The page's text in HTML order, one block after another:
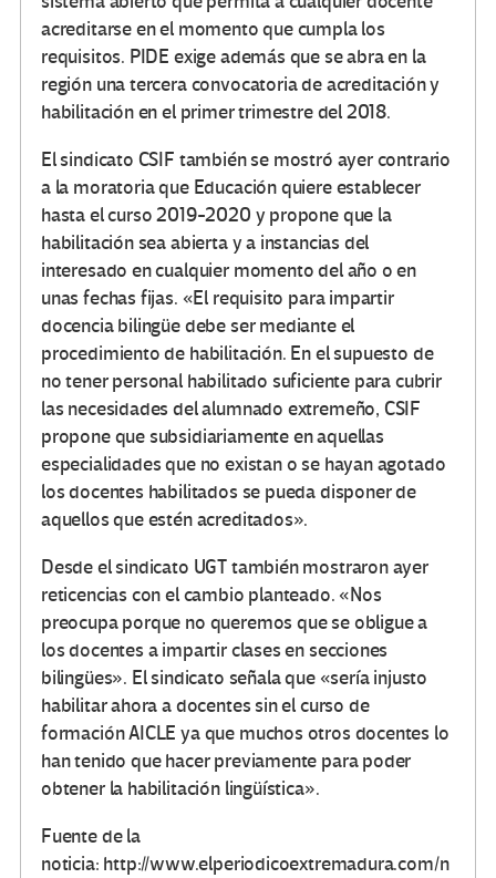
acreditarse en el momento que cumpla los
requisitos. PIDE exige además que se abra en la
región una tercera convocatoria de acreditación y
habilitación en el primer trimestre del 2018.
El sindicato CSIF también se mostró ayer contrario
a la moratoria que Educación quiere establecer
hasta el curso 2019-2020 y propone que la
habilitación sea abierta y a instancias del
interesado en cualquier momento del año o en
unas fechas fijas. «El requisito para impartir
docencia bilingüe debe ser mediante el
procedimiento de habilitación. En el supuesto de
no tener personal habilitado suficiente para cubrir
las necesidades del alumnado extremeño, CSIF
propone que subsidiariamente en aquellas
especialidades que no existan o se hayan agotado
los docentes habilitados se pueda disponer de
aquellos que estén acreditados».
Desde el sindicato UGT también mostraron ayer
reticencias con el cambio planteado. «Nos
preocupa porque no queremos que se obligue a
los docentes a impartir clases en secciones
bilingües». El sindicato señala que «sería injusto
habilitar ahora a docentes sin el curso de
formación AICLE ya que muchos otros docentes lo
han tenido que hacer previamente para poder
obtener la habilitación lingüística».
Fuente de la
noticia: http://www.elperiodicoextremadura.com/n